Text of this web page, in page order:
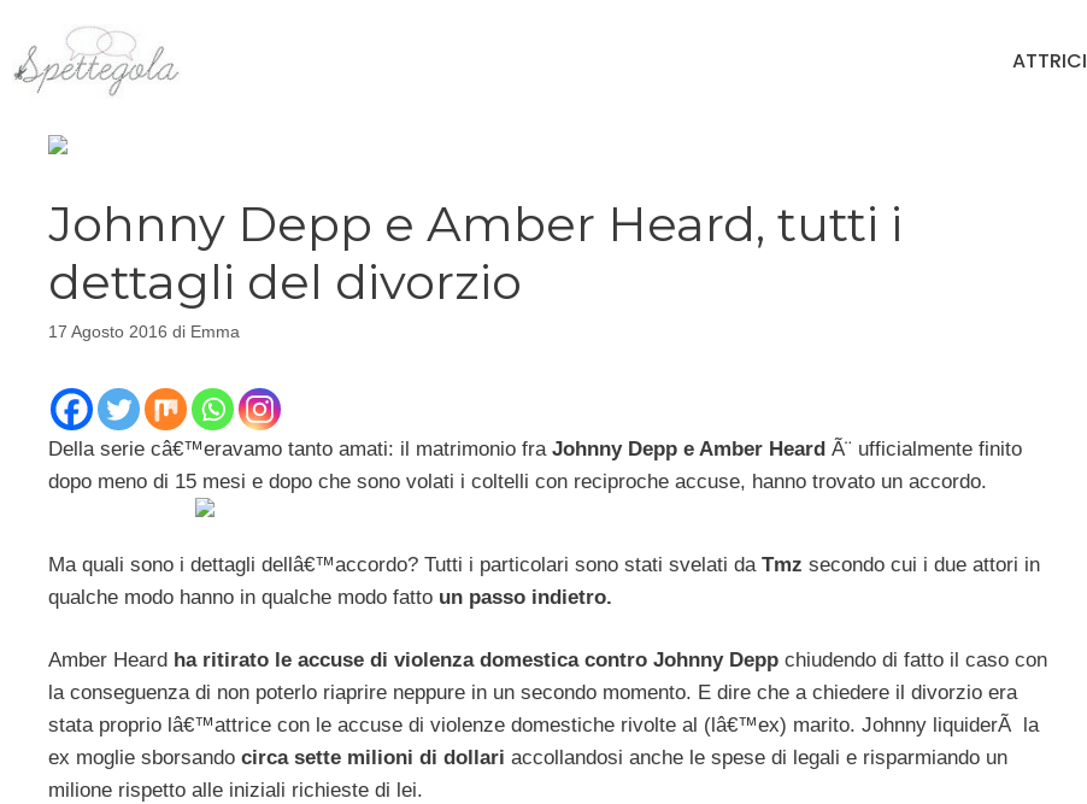
contenuto
ATTRICI
Johnny Depp e Amber Heard, tutti i
dettagli del divorzio
17 Agosto 2016 di Emma
Della serie câ€™eravamo tanto amati: il matrimonio fra Johnny Depp e Amber Heard Ã¨ ufficialmente finito
dopo meno di 15 mesi e dopo che sono volati i coltelli con reciproche accuse, hanno trovato un accordo.
Ma quali sono i dettagli dellâ€™accordo? Tutti i particolari sono stati svelati da Tmz secondo cui i due attori in
qualche modo hanno in qualche modo fatto un passo indietro.
Amber Heard ha ritirato le accuse di violenza domestica contro Johnny Depp chiudendo di fatto il caso con
la conseguenza di non poterlo riaprire neppure in un secondo momento. E dire che a chiedere il divorzio era
stata proprio lâ€™attrice con le accuse di violenze domestiche rivolte al (lâ€™ex) marito. Johnny liquiderÃ la
ex moglie sborsando circa sette milioni di dollari accollandosi anche le spese di legali e risparmiando un
milione rispetto alle iniziali richieste di lei.